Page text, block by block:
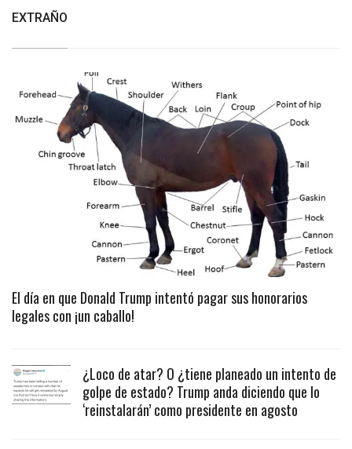
EXTRAÑO
El día en que Donald Trump intentó pagar sus honorarios
legales con ¡un caballo!
¿Loco de atar? O ¿tiene planeado un intento de
golpe de estado? Trump anda diciendo que lo
‘reinstalarán’ como presidente en agosto